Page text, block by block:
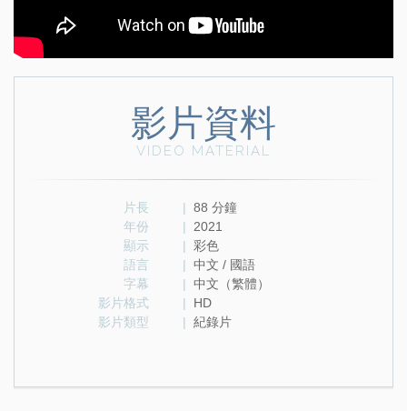
影片資料
VIDEO MATERIAL
片長 | 88 分鐘
年份
| 2021
顯示
| 彩色
語言
| 中文 / 國語
字幕
| 中文（繁體）
影片格式
| HD
影片類型
| 紀錄片